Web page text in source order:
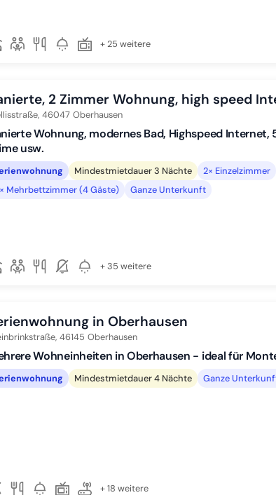
+ 25 weitere
2 Zimmer Wohnung, high speed
46047 Oberhausen
Wohnung, modernes Bad, Highspeed Internet,
usw.
Mindestmietdauer 3 Nächte 2× Einzelzimmer
Mehrbettzimmer (4 Gäste)
Ganze Unterkunft
+ 35 weitere
in Oberhausen
46145 Oberhausen
Wohneinheiten in Oberhausen - ideal für
Mindestmietdauer 4 Nächte Ganze
+ 18 weitere